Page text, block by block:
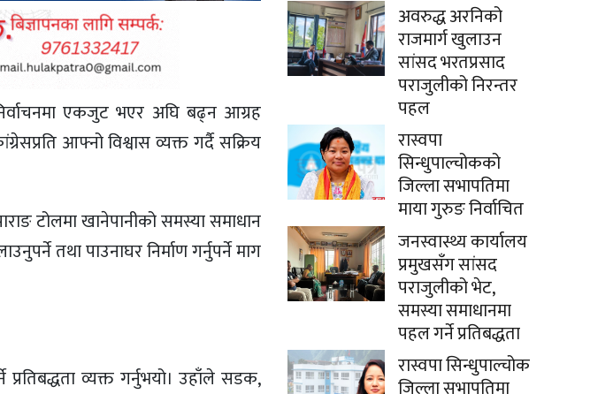
एकजुट भएर अघि बढ्न आग्रह
आफ्नो विश्वास व्यक्त गर्दै सक्रिय
टोलमा खानेपानीको समस्या समाधान
तथा पाउनाघर निर्माण गर्नुपर्ने माग
व्यक्त गर्नुभयो। उहाँले सडक,
अवरुद्ध अरनिको
राजमार्ग खुलाउन
सांसद भरतप्रसाद
पराजुलीको निरन्तर
पहल
रास्वपा
सिन्धुपाल्चोकको
जिल्ला सभापतिमा
माया गुरुङ निर्वाचित
जनस्वास्थ्य कार्यालय
प्रमुखसँग सांसद
पराजुलीको भेट,
समस्या समाधानमा
पहल गर्ने प्रतिबद्धता
रास्वपा सिन्धुपाल्चोक